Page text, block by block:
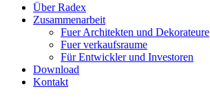
Über Radex
Zusammenarbeit
Fuer Architekten und Dekorateure
Fuer verkaufsraume
Für Entwickler und Investoren
Download
Kontakt